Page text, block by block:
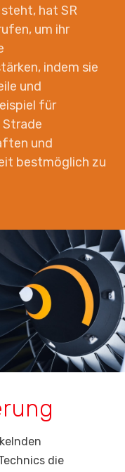
hat SR
um ihr
indem sie
und
für
Strade
und
bestmöglich zu
die